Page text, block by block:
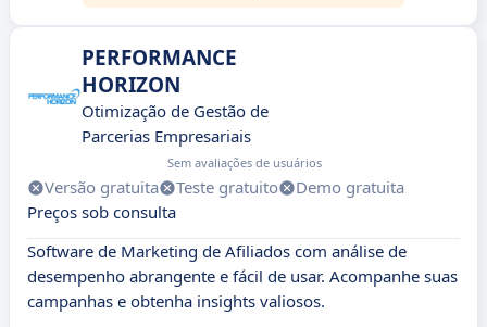
PERFORMANCE
HORIZON
Otimização de Gestão de
Parcerias Empresariais
Sem avaliações de usuários
Versão gratuita Teste gratuito
Demo gratuita
Preços sob consulta
Software de Marketing de Afiliados com análise de
desempenho abrangente e fácil de usar. Acompanhe suas
campanhas e obtenha insights valiosos.